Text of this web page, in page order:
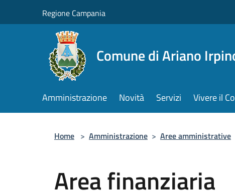
Regione Campania
Comune di Ariano
Amministrazione Novità Servizi Vivere il
Home > Amministrazione > Aree amministrative
Area finanziaria